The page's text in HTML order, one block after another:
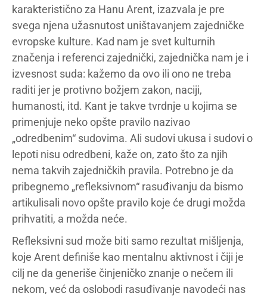
karakteristično za Hanu Arent, izazvala je pre
svega njena užasnutost uništavanjem zajedničke
evropske kulture. Kad nam je svet kulturnih
značenja i referenci zajednički, zajednička nam je i
izvesnost suda: kažemo da ovo ili ono ne treba
raditi jer je protivno božjem zakon, naciji,
humanosti, itd. Kant je takve tvrdnje u kojima se
primenjuje neko opšte pravilo nazivao
„odredbenim“ sudovima. Ali sudovi ukusa i sudovi o
lepoti nisu odredbeni, kaže on, zato što za njih
nema takvih zajedničkih pravila. Potrebno je da
pribegnemo „refleksivnom“ rasuđivanju da bismo
artikulisali novo opšte pravilo koje će drugi možda
prihvatiti, a možda neće.
Refleksivni sud može biti samo rezultat mišljenja,
koje Arent definiše kao mentalnu aktivnost i čiji je
cilj ne da generiše činjeničko znanje o nečem ili
nekom, već da oslobodi rasuđivanje navodeći nas